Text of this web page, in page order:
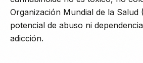
Organización Mundial de la Salud
potencial de abuso ni
adicción.